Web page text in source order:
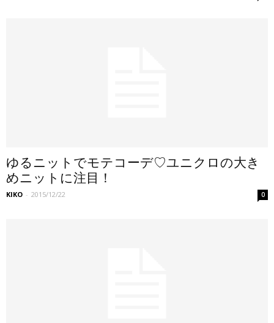
ゆるニットでモテコーデ♡ユニクロの大き
めニットに注目！
KIKO - 2015/12/22 0